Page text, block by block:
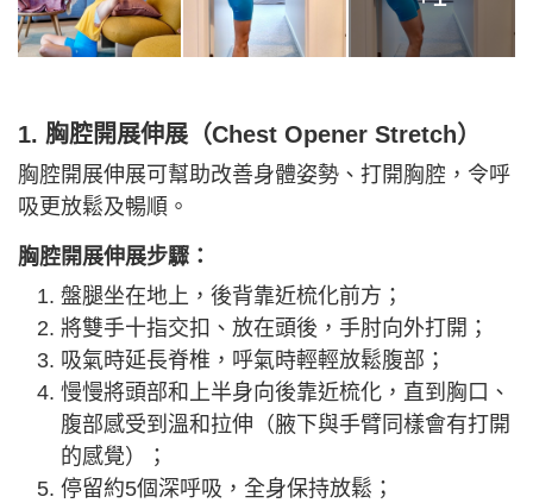
1. 胸腔開展伸展（Chest Opener Stretch）
胸腔開展伸展可幫助改善身體姿勢、打開胸腔，令呼
吸更放鬆及暢順。
胸腔開展伸展步驟：
盤腿坐在地上，後背靠近梳化前方；
將雙手十指交扣、放在頭後，手肘向外打開；
吸氣時延長脊椎，呼氣時輕輕放鬆腹部；
慢慢將頭部和上半身向後靠近梳化，直到胸口、
腹部感受到溫和拉伸（腋下與手臂同樣會有打開
的感覺）；
停留約5個深呼吸，全身保持放鬆；